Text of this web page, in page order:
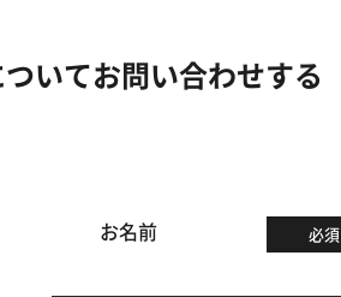
いてお問い合わせする
お名前 必須